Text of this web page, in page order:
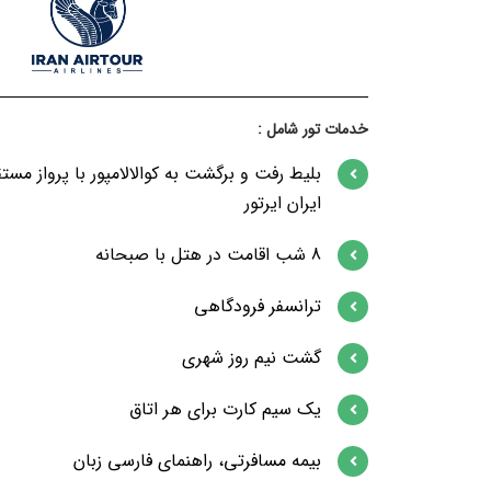
خدمات تور شامل :
بلیط رفت و برگشت به کوالالامپور با پرواز
ایران ایرتور
8 شب اقامت در هتل با صبحانه
ترانسفر فرودگاهی
گشت نیم روز شهری
یک سیم کارت برای هر اتاق
بیمه مسافرتی، راهنمای فارسی زبان